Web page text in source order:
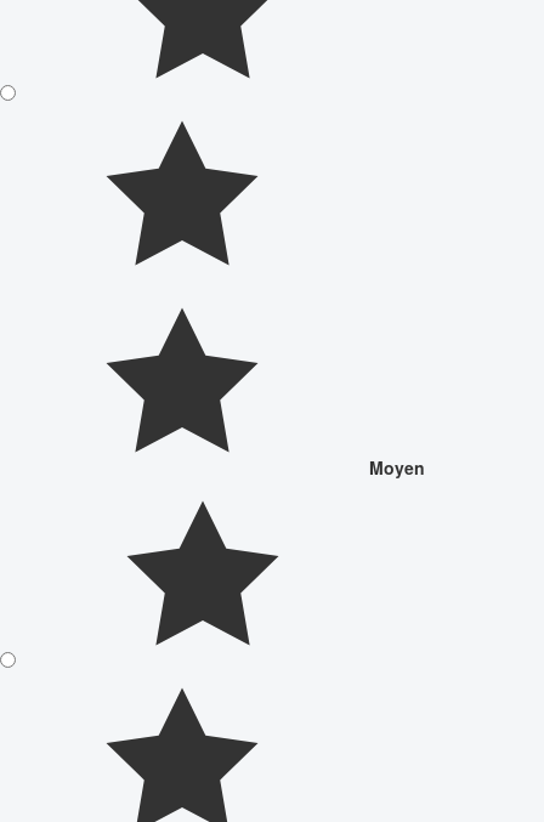
Moyen